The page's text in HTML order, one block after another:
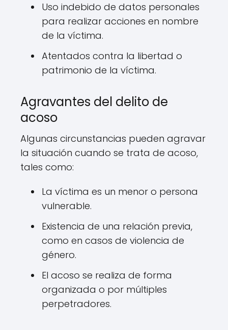
Uso indebido de datos personales
para realizar acciones en nombre
de la víctima.
Atentados contra la libertad o
patrimonio de la víctima.
Agravantes del delito de
acoso
Algunas circunstancias pueden agravar
la situación cuando se trata de acoso,
tales como:
La víctima es un menor o persona
vulnerable.
Existencia de una relación previa,
como en casos de violencia de
género.
El acoso se realiza de forma
organizada o por múltiples
perpetradores.